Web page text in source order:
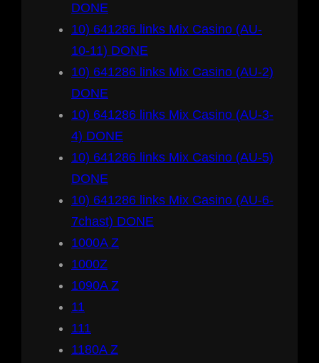
DONE
10) 641286 links Mix Casino (AU-
10-11) DONE
10) 641286 links Mix Casino (AU-2)
DONE
10) 641286 links Mix Casino (AU-3-
4) DONE
10) 641286 links Mix Casino (AU-5)
DONE
10) 641286 links Mix Casino (AU-6-
7chast) DONE
1000A Z
1000Z
1090A Z
11
111
1180A Z